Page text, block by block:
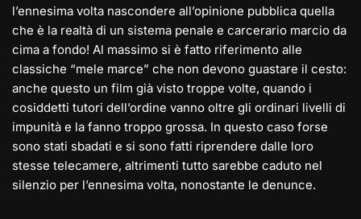
l’ennesima volta nascondere all’opinione pubblica quella
che è la realtà di un sistema penale e carcerario marcio da
cima a fondo! Al massimo si è fatto riferimento alle
classiche “mele marce” che non devono guastare il cesto:
anche questo un film già visto troppe volte, quando i
cosiddetti tutori dell’ordine vanno oltre gli ordinari livelli di
impunità e la fanno troppo grossa. In questo caso forse
sono stati sbadati e si sono fatti riprendere dalle loro
stesse telecamere, altrimenti tutto sarebbe caduto nel
silenzio per l’ennesima volta, nonostante le denunce.